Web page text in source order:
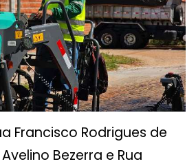
Francisco Rodrigues de
Bezerra e Rua